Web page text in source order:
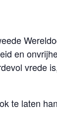
en
vrede
te laten